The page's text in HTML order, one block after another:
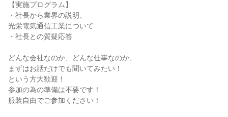
【実施プログラム】
・社長から業界の説明、
光栄電気通信工業について
・社長との質疑応答
どんな会社なのか、どんな仕事なのか、
まずはお話だけでも聞いてみたい！
という方大歓迎！
参加の為の準備は不要です！
服装自由でご参加ください！